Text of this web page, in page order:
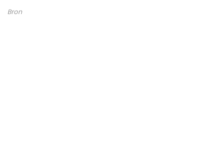
Bron